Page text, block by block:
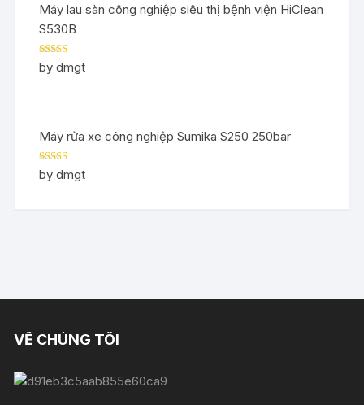
Máy lau sàn công nghiệp siêu thị bệnh viện HiClean
S530B
Rated5out
of 5
by dmgt
Máy rửa xe công nghiệp Sumika S250 250bar
Rated5out
of 5
by dmgt
VỀ CHÚNG TÔI